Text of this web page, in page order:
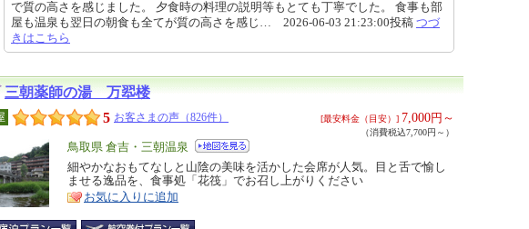
で質の高さを感じました。 夕食時の料理の説明等もとても丁寧でした。 食事も部
屋も温泉も翌日の朝食も全てが質の高さを感じ… 2026-06-03 21:23:00投稿 つづ
きはこちら
三朝薬師の湯 万翆楼
5 お客さまの声（826件） [最安料金（目安）] 7,000円～
（消費税込7,700円～）
エ
リ
ア
鳥取県 倉吉・三朝温泉
特
徴
細やかなおもてなしと山陰の美味を活かした会席が人気。目と舌で愉し
ませる逸品を、食事処「花筏」でお召し上がりください
お気に入りに追加